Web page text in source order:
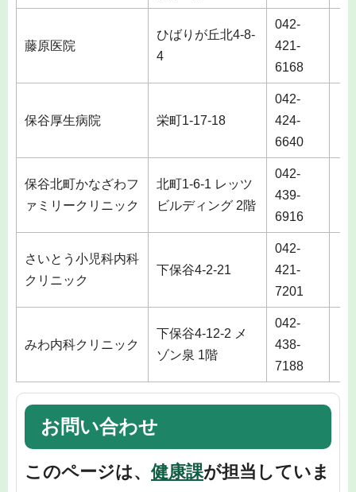
藤原医院
ひばりが丘北4-8-
4
042-
421-
6168
保谷厚生病院 栄町1-17-18
042-
424-
6640
保谷北町かなざわフ
ァミリークリニック
北町1-6-1 レッツ
ビルディング 2階
042-
439-
6916
さいとう小児科内科
クリニック
下保谷4-2-21
042-
421-
7201
みわ内科クリニック
下保谷4-12-2 メ
ゾン泉 1階
042-
438-
7188
お問い合わせ
このページは、 健康課が担当していま